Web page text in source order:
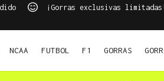
¡Gorras exclusivas limitadas!
NCAA FUTBOL F1 GORRAS